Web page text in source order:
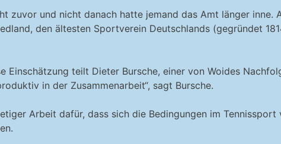
zuvor und nicht danach hatte jemand das Amt länger inne.
den ältesten Sportverein Deutschlands (gegründet
Einschätzung teilt Dieter Bursche, einer von Woides
in der Zusammenarbeit“, sagt Bursche.
Arbeit dafür, dass sich die Bedingungen im Tennissport